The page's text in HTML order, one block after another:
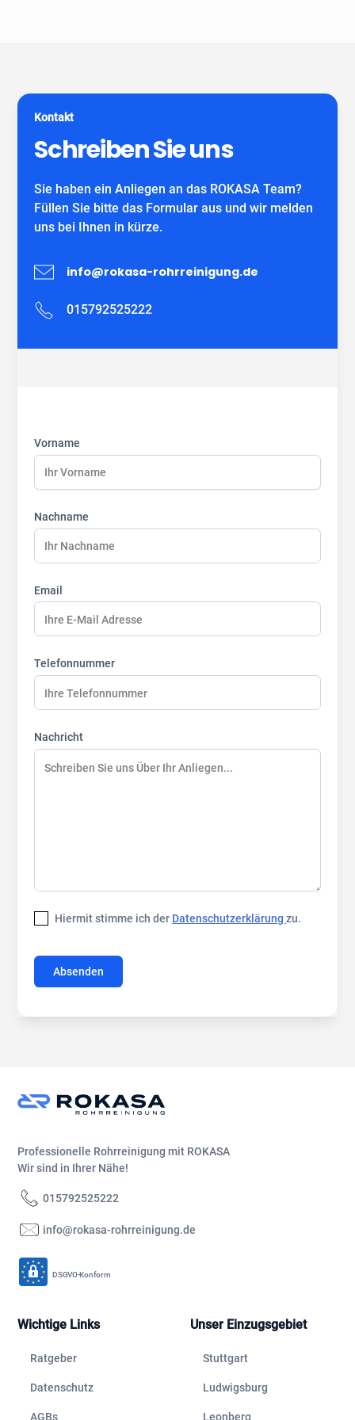
für Schlauchliner. Wir beraten Sie kostenfrei und
individuell nach Ihrem Bedürfnis.
Wir freuen uns auf Ihren Anruf!
Kontakt
Schreiben Sie uns
Sie haben ein Anliegen an das ROKASA Team?
Füllen Sie bitte das Formular aus und wir melden
uns bei Ihnen in kürze.
info@rokasa-rohrreinigung.de
015792525222
name:
name:
name:
Vorname
Nachname
Email
Telefonnummer
Nachricht
Hiermit stimme ich der Datenschutzerklärungzu.
Professionelle Rohrreinigung mit ROKASA
Wir sind in Ihrer Nähe!
015792525222
info@rokasa-rohrreinigung.de
DSGVO-Konform
Wichtige Links
Ratgeber
Datenschutz
AGBs
Unser Einzugsgebiet
Stuttgart
Ludwigsburg
Leonberg